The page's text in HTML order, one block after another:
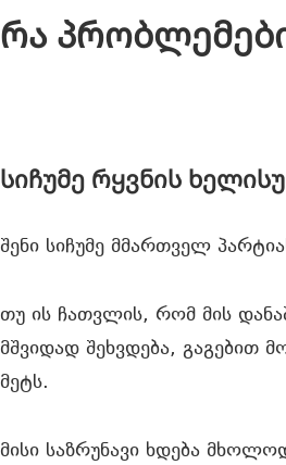
რა
სიჩუმე რყვნის
შენი სიჩუმე მმართველ
თუ ის ჩათვლის, რომ მის
მშვიდად შეხვდება, გაგებით
მეტს.
მისი საზრუნავი ხდება